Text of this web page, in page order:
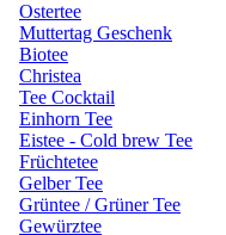
Ostertee
Muttertag Geschenk
Biotee
Christea
Tee Cocktail
Einhorn Tee
Eistee - Cold brew Tee
Früchtetee
Gelber Tee
Grüntee / Grüner Tee
Gewürztee